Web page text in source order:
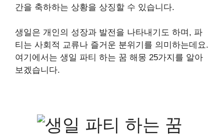
간을 축하하는 상황을 상징할 수 있습니다.
생일은 개인의 성장과 발전을 나타내기도 하며, 파
티는 사회적 교류나 즐거운 분위기를 의미하는데요.
여기에서는 생일 파티 하는 꿈 해몽 25가지를 알아
보겠습니다.